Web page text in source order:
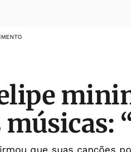
músicas:
que suas canções